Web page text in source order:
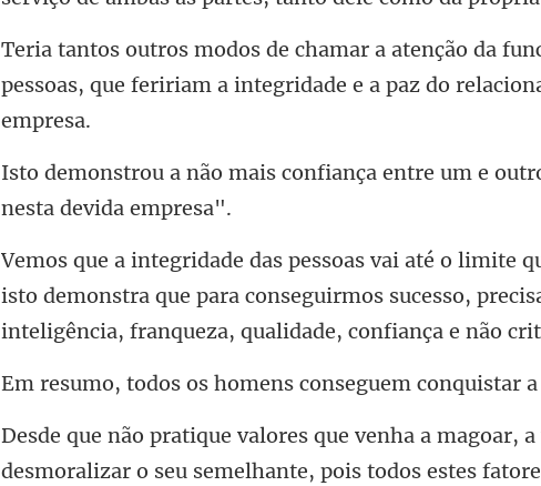
pessoas, que feririam a integr
ança entre um e
isto demonstra que para conseguirmos sucesso,
int
ens conseguem conquista
seu semelhante, pois todos estes